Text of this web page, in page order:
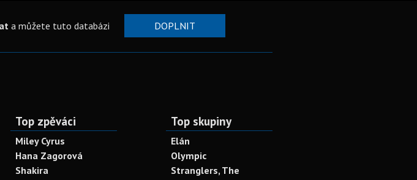
a můžete tuto databázi DOPLNIT
Top zpěváci
Miley Cyrus
Hana Zagorová
Shakira
Top skupiny
Elán
Olympic
Stranglers, The